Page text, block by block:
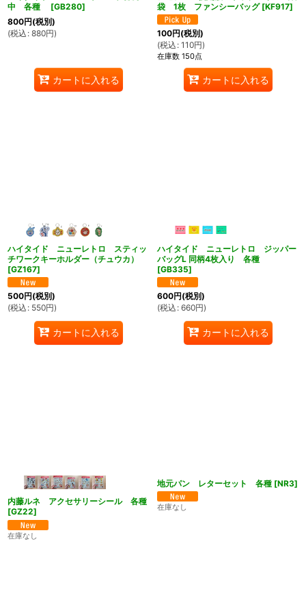
中 各種
[GB280]
800円(税別)
(税込 : 880円)
カートに入れる
袋 1枚 ファンシーバッグ [KF917]
100円(税別)
(税込 : 110円)
在庫数 150点
カートに入れる
ハイタイド ニューレトロ スティッ
チワークキーホルダー（チュウカ）
[GZ167]
500円(税別)
(税込 : 550円)
カートに入れる
ハイタイド ニューレトロ ジッパー
バッグL 同柄4枚入り 各種
[GB335]
600円(税別)
(税込 : 660円)
カートに入れる
内藤ルネ アクセサリーシール 各種
[GZ22]
在庫なし
地元パン レターセット 各種 [NR3]
在庫なし